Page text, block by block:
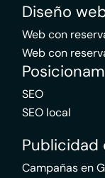
Diseño
Web con
Web con
SEO
SEO local
Publicidad
Campañas en